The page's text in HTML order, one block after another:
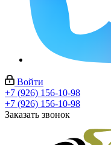
Войти
+7 (926) 156-10-98
+7 (926) 156-10-98
Заказать звонок